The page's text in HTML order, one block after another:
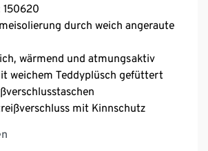
durch weich angeraute
wärmend und atmungsaktiv
weichem Teddyplüsch gefüttert
mit Kinnschutz
Saum
Schultern, Reißverschlusstaschen